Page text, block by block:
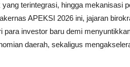
terintegrasi, hingga mekanisasi
APEKSI 2026 ini, jajaran
para investor baru demi
daerah, sekaligus